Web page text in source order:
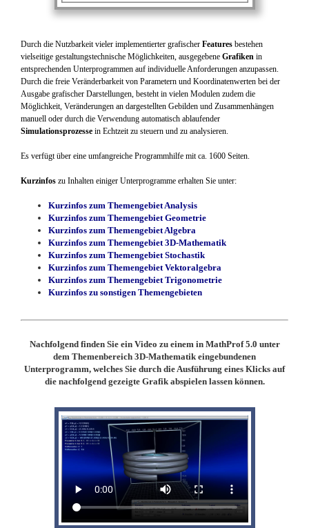
Durch die Nutzbarkeit vieler implementierter grafischer Features bestehen
vielseitige gestaltungstechnische Möglichkeiten, ausgegebene Grafiken in
entsprechenden Unterprogrammen auf individuelle Anforderungen anzupassen.
Durch die freie Veränderbarkeit von Parametern und Koordinatenwerten bei der
Ausgabe grafischer Darstellungen, besteht in vielen Modulen zudem die
Möglichkeit, Veränderungen an dargestellten Gebilden und Zusammenhängen
manuell oder durch die Verwendung automatisch ablaufender
Simulationsprozesse in Echtzeit zu steuern und zu analysieren.
Es verfügt über eine umfangreiche Programmhilfe mit ca. 1600 Seiten.
Kurzinfos zu Inhalten einiger Unterprogramme erhalten Sie unter:
Kurzinfos zum Themengebiet Analysis
Kurzinfos zum Themengebiet Geometrie
Kurzinfos zum Themengebiet Algebra
Kurzinfos zum Themengebiet 3D-Mathematik
Kurzinfos zum Themengebiet Stochastik
Kurzinfos zum Themengebiet Vektoralgebra
Kurzinfos zum Themengebiet Trigonometrie
Kurzinfos zu sonstigen Themengebieten
Nachfolgend finden Sie ein Video zu einem in MathProf 5.0 unter
dem Themenbereich 3D-Mathematik eingebundenen
Unterprogramm, welches Sie durch die Ausführung eines Klicks auf
die nachfolgend gezeigte Grafik abspielen lassen können.